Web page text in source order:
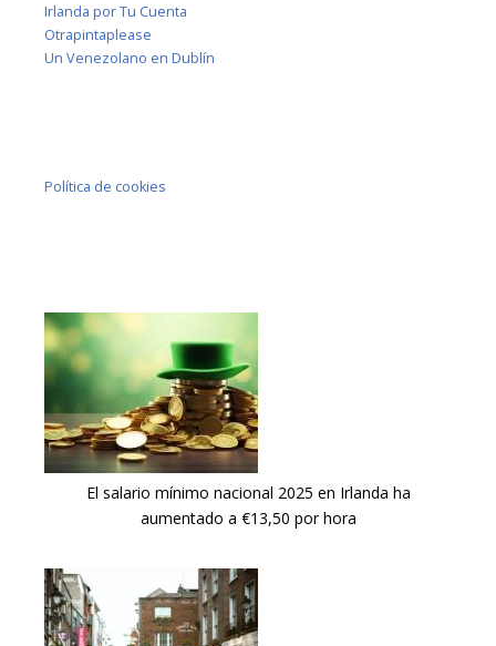
Irlanda por Tu Cuenta
Otrapintaplease
Un Venezolano en Dublín
Política de cookies
El salario mínimo nacional 2025 en Irlanda ha
aumentado a €13,50 por hora